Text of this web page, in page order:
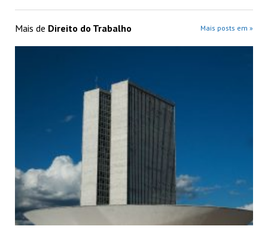
Mais de Direito do Trabalho Mais posts em »